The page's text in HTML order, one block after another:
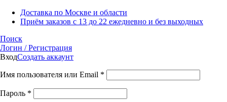
Доставка по Москве и области
Приём заказов с 13 до 22 ежедневно и без выходных
Поиск
Логин / Регистрация
ВходСоздать аккаунт
Имя пользователя или Email *
Пароль *